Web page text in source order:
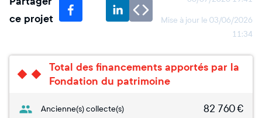
ce projet
Mise à jour le 03/06/2026
11:34
Total des financements apportés par la
Fondation du patrimoine
Ancienne(s) collecte(s) 82 760€